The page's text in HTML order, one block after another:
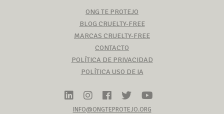
ONG TE PROTEJO
BLOG CRUELTY-FREE
MARCAS CRUELTY-FREE
CONTACTO
POLÍTICA DE PRIVACIDAD
POLÍTICA USO DE IA
INFO@ONGTEPROTEJO.ORG